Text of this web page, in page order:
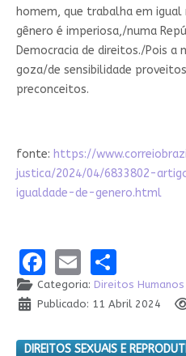
homem, que trabalha em igual
gênero é imperiosa,/numa
Democracia de direitos./Pois a
goza/de sensibilidade
preconceitos.
fonte: https://
justica/2024/04/6833802-
igualdade-de-genero.html
Facebook
EmailShare
Categoria: Direitos Humanos
Publicado: 11 Abril 2024
DIREITOS SEXUAIS E